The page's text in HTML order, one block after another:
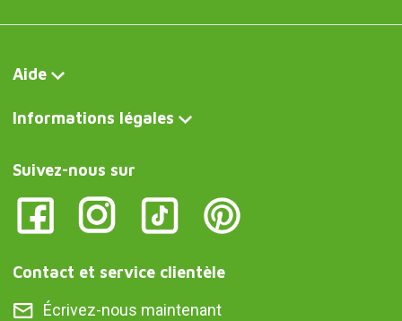
Aide
Informations légales
Suivez-nous sur
Contact et service clientèle
Écrivez-nous maintenant